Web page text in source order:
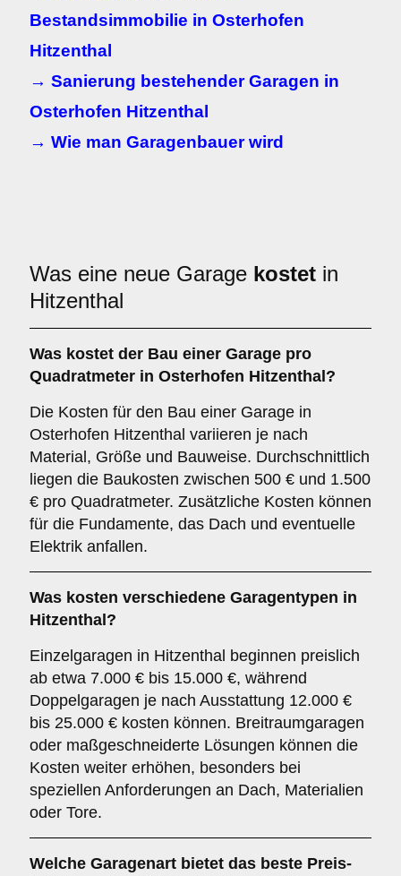
Bestandsimmobilie in Osterhofen
Hitzenthal
→ Sanierung bestehender Garagen in
Osterhofen Hitzenthal
→ Wie man Garagenbauer wird
Was eine neue Garage kostet in
Hitzenthal
Was kostet der Bau einer Garage pro
Quadratmeter in Osterhofen Hitzenthal?
Die Kosten für den Bau einer Garage in
Osterhofen Hitzenthal variieren je nach
Material, Größe und Bauweise. Durchschnittlich
liegen die Baukosten zwischen 500 € und 1.500
€ pro Quadratmeter. Zusätzliche Kosten können
für die Fundamente, das Dach und eventuelle
Elektrik anfallen.
Was kosten verschiedene Garagentypen in
Hitzenthal?
Einzelgaragen in Hitzenthal beginnen preislich
ab etwa 7.000 € bis 15.000 €, während
Doppelgaragen je nach Ausstattung 12.000 €
bis 25.000 € kosten können. Breitraumgaragen
oder maßgeschneiderte Lösungen können die
Kosten weiter erhöhen, besonders bei
speziellen Anforderungen an Dach, Materialien
oder Tore.
Welche Garagenart bietet das beste Preis-